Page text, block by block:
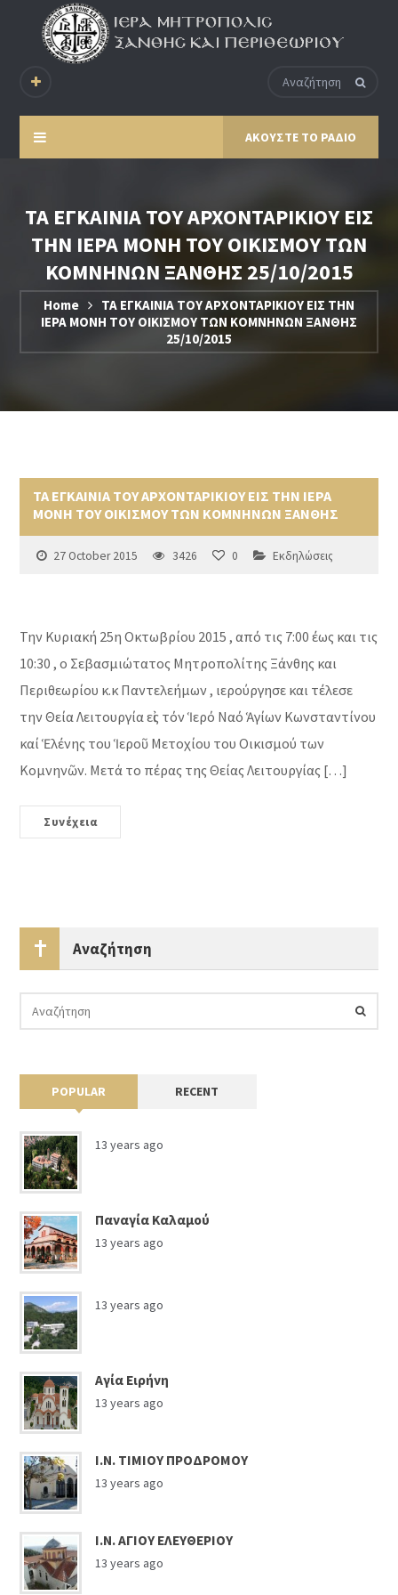
ΑΚΟΥΣΤΕ ΤΟ ΡΑΔΙΟ
ΤΑ ΕΓΚΑΙΝΙΑ ΤΟΥ ΑΡΧΟΝΤΑΡΙΚΙΟΥ ΕΙΣ
ΤΗΝ ΙΕΡΑ ΜΟΝΗ ΤΟΥ ΟΙΚΙΣΜΟΥ ΤΩΝ
ΚΟΜΝΗΝΩΝ ΞΑΝΘΗΣ 25/10/2015
Home
ΤΑ ΕΓΚΑΙΝΙΑ ΤΟΥ ΑΡΧΟΝΤΑΡΙΚΙΟΥ ΕΙΣ ΤΗΝ
ΙΕΡΑ ΜΟΝΗ ΤΟΥ ΟΙΚΙΣΜΟΥ ΤΩΝ ΚΟΜΝΗΝΩΝ ΞΑΝΘΗΣ
25/10/2015
ΤΑ ΕΓΚΑΙΝΙΑ ΤΟΥ ΑΡΧΟΝΤΑΡΙΚΙΟΥ ΕΙΣ ΤΗΝ ΙΕΡΑ
ΜΟΝΗ ΤΟΥ ΟΙΚΙΣΜΟΥ ΤΩΝ ΚΟΜΝΗΝΩΝ ΞΑΝΘΗΣ
27 October 2015 3426 0 Εκδηλώσεις
Την Κυριακή 25η Οκτωβρίου 2015 , από τις 7:00 έως και τις
10:30 , ο Σεβασμιώτατος Μητροπολίτης Ξάνθης και
Περιθεωρίου κ.κ Παντελεήμων , ιερούργησε και τέλεσε
την Θεία Λειτουργία εἰς τόν Ἱερό Ναό Ἁγίων Κωνσταντίνου
καί Ἑλένης του Ἱεροῦ Μετοχίου του Οικισμού των
Κομνηνῶν. Μετά το πέρας της Θείας Λειτουργίας […]
Συνέχεια
Αναζήτηση
POPULAR RECENT
13 years ago
Παναγία Καλαμού
13 years ago
13 years ago
Αγία Ειρήνη
13 years ago
Ι.Ν. ΤΙΜΙΟΥ ΠΡΟΔΡΟΜΟΥ
13 years ago
Ι.Ν. ΑΓΙΟΥ ΕΛΕΥΘΕΡΙΟΥ
13 years ago